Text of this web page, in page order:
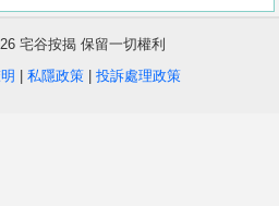
宅谷按揭 保留一切權利
私隱政策| 投訴處理政策